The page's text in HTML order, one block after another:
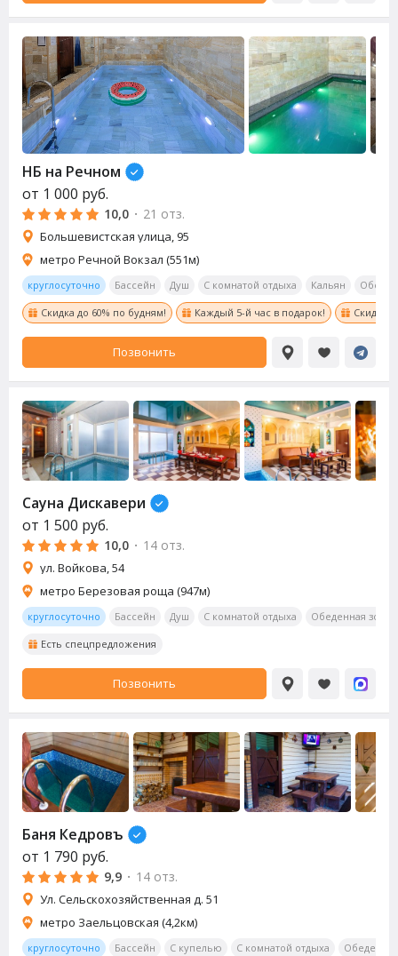
НБ на Речном
от 1 000 руб.
10,0 · 21 отз.
Большевистская улица, 95
метро Речной Вокзал (551м)
круглосуточно Бассейн Душ С комнатой отдыха Кальян
Скидка до 60% по будням! Каждый 5-й час в подарок! Скидка
Позвонить
Сауна Дискавери
от 1 500 руб.
10,0 · 14 отз.
ул. Войкова, 54
метро Березовая роща (947м)
круглосуточно Бассейн Душ С комнатой отдыха Обеденная зона
Есть спецпредложения
Позвонить
Баня Кедровъ
от 1 790 руб.
9,9 · 14 отз.
Ул. Сельскохозяйственная д. 51
метро Заельцовская (4,2км)
круглосуточно Бассейн С купелью С комнатой отдыха